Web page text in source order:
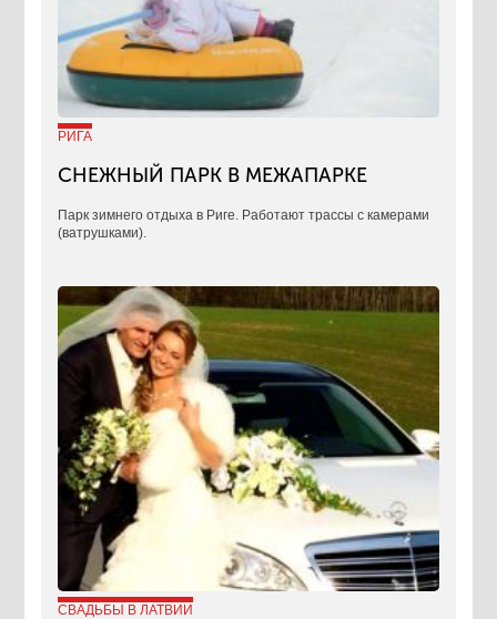
РИГА
СНЕЖНЫЙ ПАРК В МЕЖАПАРКЕ
Парк зимнего отдыха в Риге. Работают трассы с камерами
(ватрушками).
СВАДЬБЫ В ЛАТВИИ